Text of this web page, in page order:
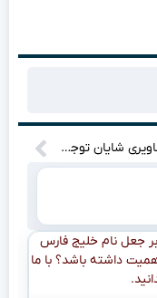
کشف تصاویری شایان توجه و فیلم‌های تکان‌دهنده در گوشی موبایل متهم به آزار جنسی کودکان در تهران!